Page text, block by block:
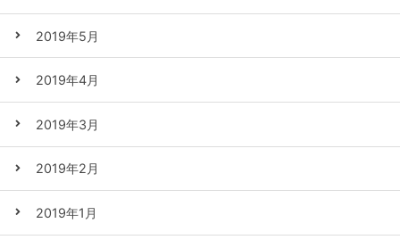
2019年5月
2019年4月
2019年3月
2019年2月
2019年1月